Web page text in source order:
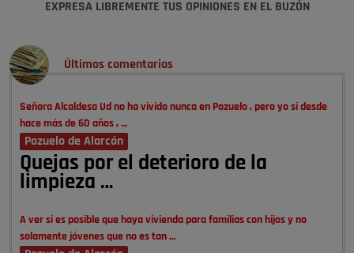
EXPRESA LIBREMENTE TUS OPINIONES EN EL BUZÓN
Últimos comentarios
Señora Alcaldesa Ud no ha vivido nunca en Pozuelo , pero yo si desde
hace más de 60 años , …
Pozuelo de Alarcón
Quejas por el deterioro de la
limpieza …
A ver si es posible que haya vivienda para familias con hijos y no
solamente jóvenes que no es tan …